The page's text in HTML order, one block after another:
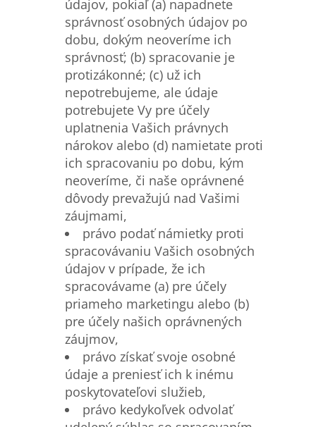
údajov, pokiaľ (a) napadnete
správnosť osobných údajov po
dobu, dokým neoveríme ich
správnosť; (b) spracovanie je
protizákonné; (c) už ich
nepotrebujeme, ale údaje
potrebujete Vy pre účely
uplatnenia Vašich právnych
nárokov alebo (d) namietate proti
ich spracovaniu po dobu, kým
neoveríme, či naše oprávnené
dôvody prevažujú nad Vašimi
záujmami,
právo podať námietky proti
spracovávaniu Vašich osobných
údajov v prípade, že ich
spracovávame (a) pre účely
priameho marketingu alebo (b)
pre účely našich oprávnených
záujmov,
právo získať svoje osobné
údaje a preniesť ich k inému
poskytovateľovi služieb,
právo kedykoľvek odvolať